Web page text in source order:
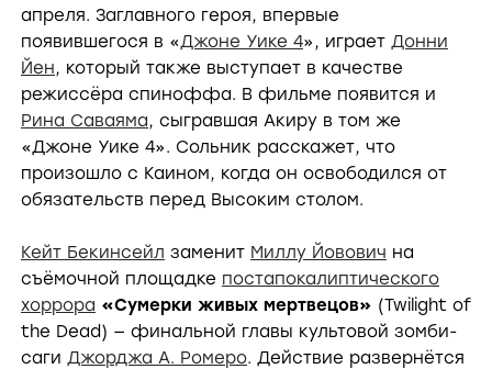
апреля. Заглавного героя, впервые
появившегося в «Джоне Уике 4», играет Донни
Йен, который также выступает в качестве
режиссёра спиноффа. В фильме появится и
Рина Саваяма, сыгравшая Акиру в том же
«Джоне Уике 4». Сольник расскажет, что
произошло с Каином, когда он освободился от
обязательств перед Высоким столом.
Кейт Бекинсейл заменит Миллу Йовович на
съёмочной площадке постапокалиптического
хоррора «Сумерки живых мертвецов» (Twilight of
the Dead) — финальной главы культовой зомби-
саги Джорджа А. Ромеро. Действие развернётся